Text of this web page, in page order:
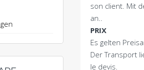
son client. Mit
an..
PRIX
Es gelten
Der Transport
le devis.